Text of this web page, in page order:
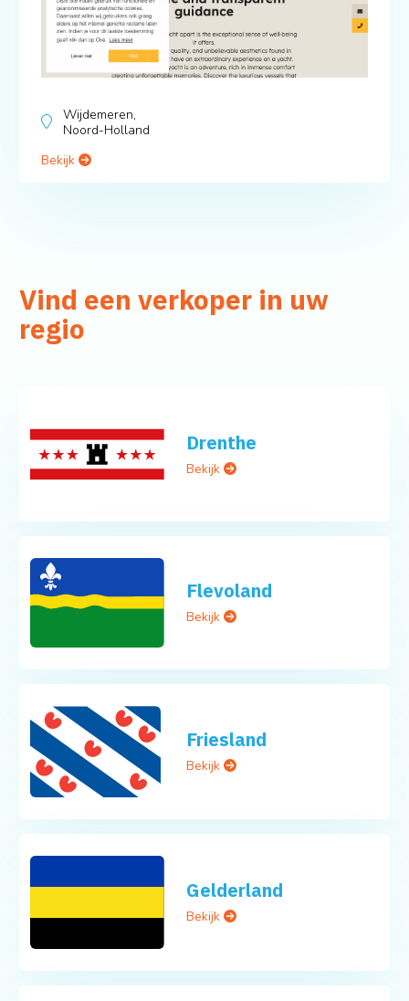
Wijdemeren,
Noord-Holland
Bekijk
Vind een verkoper in uw
regio
Drenthe
Bekijk
Flevoland
Bekijk
Friesland
Bekijk
Gelderland
Bekijk